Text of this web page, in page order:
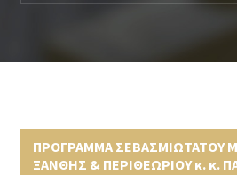
ΠΡΟΓΡΑΜΜΑ ΣΕΒΑΣΜΙΩΤΑΤΟΥ
ΞΑΝΘΗΣ & ΠΕΡΙΘΕΩΡΙΟΥ κ. κ.